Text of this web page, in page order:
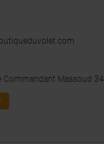
Commandant Massoud